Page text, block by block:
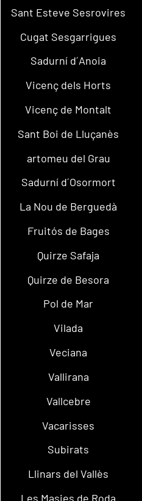
Sant Esteve Sesrovires
Cugat Sesgarrigues
Sadurní d´Anoia
Vicenç dels Horts
Vicenç de Montalt
Sant Boi de Lluçanès
artomeu del Grau
Sadurní d´Osormort
La Nou de Berguedà
Fruitós de Bages
Quirze Safaja
Quirze de Besora
Pol de Mar
Vilada
Veciana
Vallirana
Vallcebre
Vacarisses
Subirats
Llinars del Vallès
Les Masies de Roda